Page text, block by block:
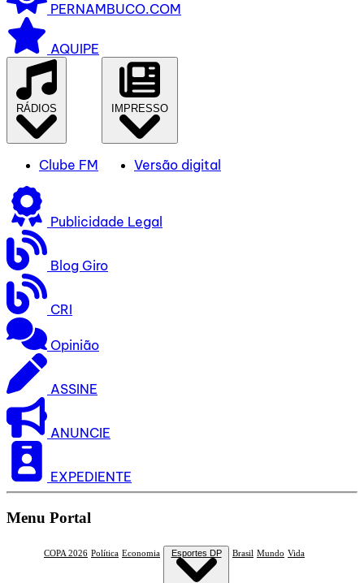
PERNAMBUCO.COM
AQUIPE
RÁDIOS
Clube FM
IMPRESSO
Versão digital
Publicidade Legal
Blog Giro
CRI
Opinião
ASSINE
ANUNCIE
EXPEDIENTE
Menu Portal
COPA 2026 Política Economia Esportes DP Brasil Mundo Vida